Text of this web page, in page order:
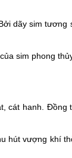
dãy sim
sim phong
cát hanh.
hút vượng khí